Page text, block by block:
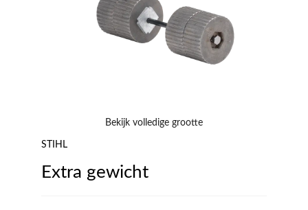
Bekijk volledige grootte
STIHL
Extra gewicht